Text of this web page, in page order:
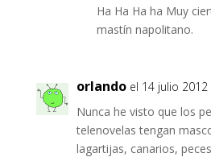
Ha Ha Ha ha Muy
mastín napolitano.
orlando el 14 julio 2012
Nunca he visto que los
telenovelas tengan
lagartijas, canarios,